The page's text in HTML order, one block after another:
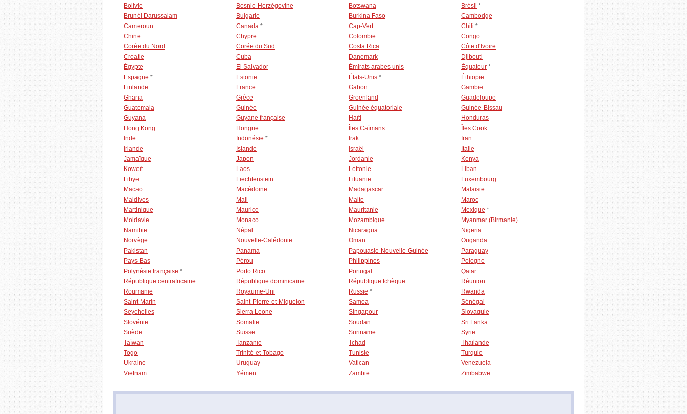
Bolivie
Bosnie-Herzégovine Botswana Brésil *
Brunéi Darussalam
Bulgarie Burkina Faso
Cambodge
Cameroun
Canada * Cap-Vert Chili *
Chine
Chypre Colombie
Congo
Corée du Nord
Corée du Sud Costa Rica
Côte d'Ivoire
Croatie
Cuba Danemark
Djibouti
Égypte
El Salvador Émirats arabes unis Équateur *
Espagne * Estonie États-Unis *
Éthiopie
Finlande
France Gabon
Gambie
Ghana
Grèce Groenland
Guadeloupe
Guatemala
Guinée Guinée équatoriale
Guinée-Bissau
Guyana
Guyane française Haïti
Honduras
Hong Kong
Hongrie Îles Caïmans
Îles Cook
Inde
Indonésie * Irak
Iran
Irlande
Islande Israël
Italie
Jamaïque
Japon Jordanie
Kenya
Koweït
Laos Lettonie
Liban
Libye
Liechtenstein Lituanie
Luxembourg
Macao
Macédoine Madagascar
Malaisie
Maldives
Mali Malte
Maroc
Martinique
Maurice Mauritanie Mexique *
Moldavie
Monaco Mozambique
Myanmar (Birmanie)
Namibie
Népal Nicaragua
Nigeria
Norvège
Nouvelle-Calédonie Oman
Ouganda
Pakistan
Panama Papouasie-Nouvelle-Guinée
Paraguay
Pays-Bas
Pérou Philippines
Pologne
Polynésie française * Porto Rico Portugal
Qatar
République centrafricaine
République dominicaine République tchèque
Réunion
Roumanie
Royaume-Uni Russie *
Rwanda
Saint-Marin
Saint-Pierre-et-Miquelon Samoa
Sénégal
Seychelles
Sierra Leone Singapour
Slovaquie
Slovénie
Somalie Soudan
Sri Lanka
Suède
Suisse Suriname
Syrie
Taïwan
Tanzanie Tchad
Thaïlande
Togo
Trinité-et-Tobago Tunisie
Turquie
Ukraine
Uruguay Vatican
Venezuela
Vietnam
Yémen Zambie Zimbabwe